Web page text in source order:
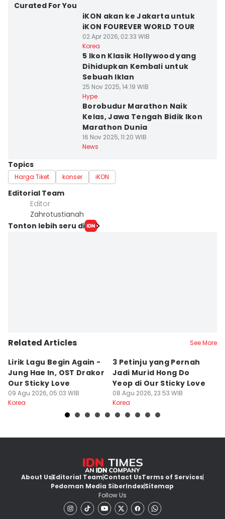
Curated For You
iKON akan ke Jakarta untuk
iKON FOUREVER WORLD TOUR
02 Apr 2026, 02:33 WIB
Korea
5 Ikon Klasik Hollywood yang
Dihidupkan Kembali untuk
Sebuah Iklan
25 Nov 2025, 14:19 WIB
Hype
Borobudur Marathon Naik
Kelas, Jawa Tengah Bidik Ikon
Marathon Dunia
16 Nov 2025, 11:20 WIB
News
Topics
Harga Tiket konser iKON
Editorial Team
Editor
Zahrotustianah
Tonton lebih seru di
Related Articles See More
Lirik Lagu Begin Again -
Jung Hae In, OST Drakor
Our Sticky Love
09 Agu 2026, 05:03 WIB
Korea
3 Petinju yang Pernah
Jadi Murid Hong Do
Yeop di Our Sticky Love
08 Agu 2026, 23:53 WIB
Korea
About UsEditorial TeamContact UsTerms of Services
Pedoman Media SiberIndexSitemap
Follow Us